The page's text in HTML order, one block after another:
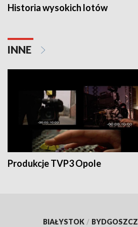
Historia wysokich lotów
INNE
Produkcje TVP3 Opole
BIAŁYSTOK / BYDGOSZCZ